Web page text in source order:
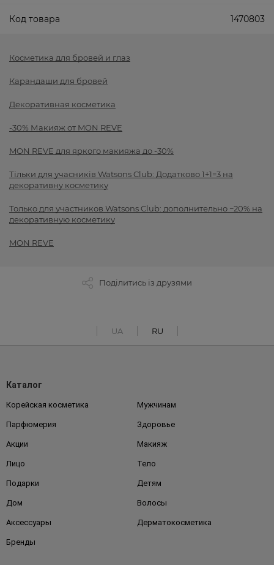
Код товара 1470803
Косметика для бровей и глаз
Карандаши для бровей
Декоративная косметика
-30% Макияж от MON REVE
MON REVE для яркого макияжа до -30%
Тільки для учасників Watsons Club: Додатково 1+1=3 на
декоративну косметику
Только для участников Watsons Club: дополнительно −20% на
декоративную косметику
MON REVE
Поділитись із друзями
UA RU
Каталог
Корейская косметика Мужчинам
Парфюмерия Здоровье
Акции Макияж
Лицо Тело
Подарки Детям
Дом Волосы
Аксессуары Дерматокосметика
Бренды